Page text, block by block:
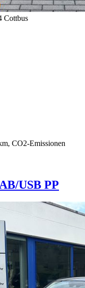
Cottbus
CO2-Emissionen
USB PP